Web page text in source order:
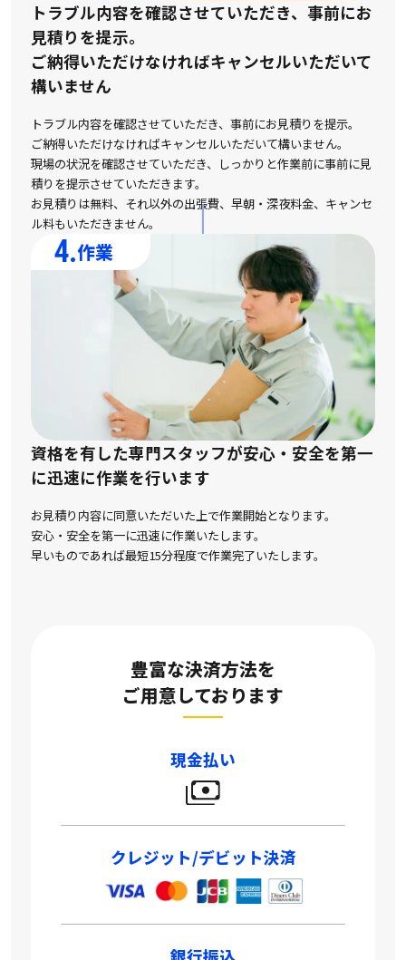
トラブル内容を確認させていただき、事前にお
見積りを提示。
ご納得いただけなければキャンセルいただいて
構いません
トラブル内容を確認させていただき、事前にお見積りを提示。
ご納得いただけなければキャンセルいただいて構いません。
現場の状況を確認させていただき、しっかりと作業前に事前に見
積りを提示させていただきます。
お見積りは無料、それ以外の出張費、早朝・深夜料金、キャンセ
ル料もいただきません。
4.作業
資格を有した専門スタッフが安心・安全を第一
に迅速に作業を行います
お見積り内容に同意いただいた上で作業開始となります。
安心・安全を第一に迅速に作業いたします。
早いものであれば最短15分程度で作業完了いたします。
豊富な決済方法を
ご用意しております
現金払い
クレジット/デビット決済